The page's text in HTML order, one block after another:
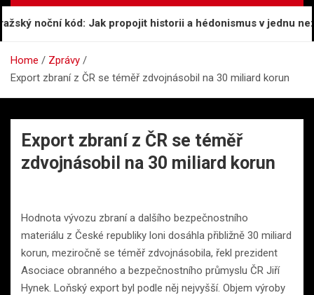
noční kód: Jak propojit historii a hédonismus v jednu
Home
Zprávy
Export zbraní z ČR se téměř zdvojnásobil na 30 miliard korun
Export zbraní z ČR se téměř
zdvojnásobil na 30 miliard korun
Hodnota vývozu zbraní a dalšího bezpečnostního
materiálu z České republiky loni dosáhla přibližně 30 miliard
korun, meziročně se téměř zdvojnásobila, řekl prezident
Asociace obranného a bezpečnostního průmyslu ČR Jiří
Hynek. Loňský export byl podle něj nejvyšší. Objem výroby